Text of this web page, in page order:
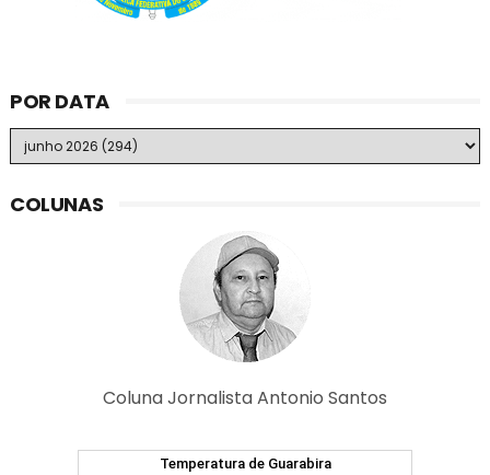
POR DATA
COLUNAS
Coluna Jornalista Antonio Santos